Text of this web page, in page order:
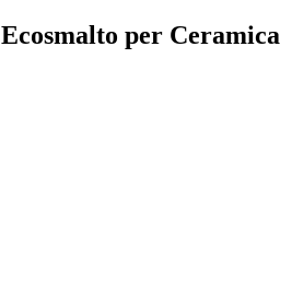
Ecosmalto per Ceramica